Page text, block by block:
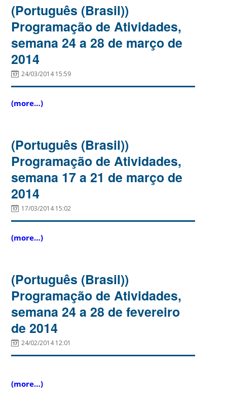
(Português (Brasil))
Programação de Atividades,
semana 24 a 28 de março de
2014
24/03/2014 15:59
(more…)
(Português (Brasil))
Programação de Atividades,
semana 17 a 21 de março de
2014
17/03/2014 15:02
(more…)
(Português (Brasil))
Programação de Atividades,
semana 24 a 28 de fevereiro
de 2014
24/02/2014 12:01
(more…)